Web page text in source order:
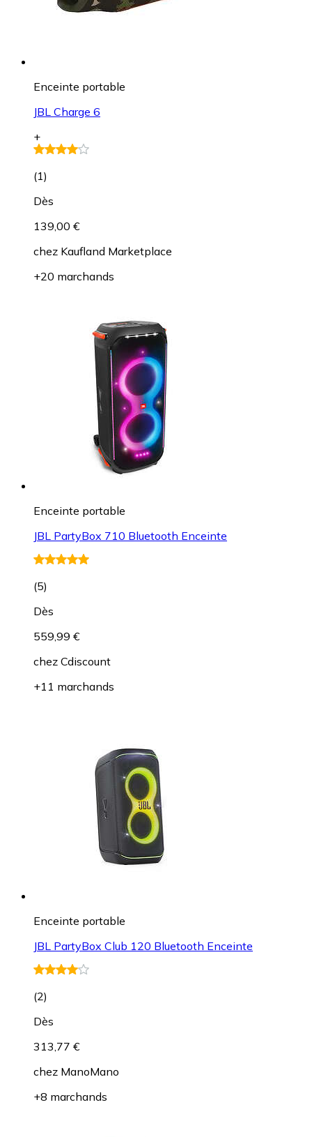
Enceinte portable
JBL Charge 6
+
(1)
Dès
139,00 €
chez Kaufland Marketplace
+20 marchands
Enceinte portable
JBL PartyBox 710 Bluetooth Enceinte
(5)
Dès
559,99 €
chez Cdiscount
+11 marchands
Enceinte portable
JBL PartyBox Club 120 Bluetooth Enceinte
(2)
Dès
313,77 €
chez ManoMano
+8 marchands